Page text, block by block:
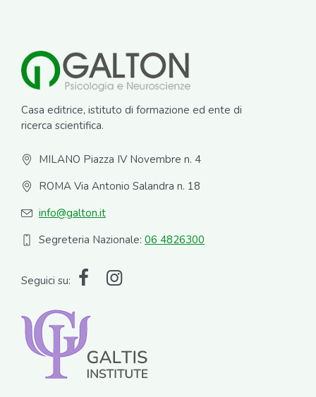
Casa editrice, istituto di formazione ed ente di
ricerca scientifica.
MILANO Piazza IV Novembre n. 4
ROMA Via Antonio Salandra n. 18
info@galton.it
Segreteria Nazionale: 06 4826300
Seguici su: